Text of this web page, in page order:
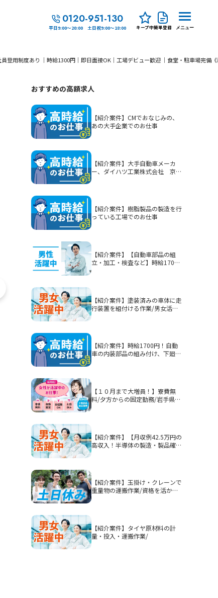
0120-951-130
平日9:00～20:00 土日祝9:00～18:00 キープ中簡単登録 メニュー
登用制度あり ｜時給1300円｜即日面接OK｜工場デビュー歓迎 ｜食堂・駐車場完備
おすすめの高額求人
【紹介案件】CMでおなじみの、
あの大手企業でのお仕事
【紹介案件】大手自動車メーカ
ー、ダイハツ工業株式会社 京都
【紹介案件】樹脂製品の製造を行
っている工場でのお仕事
【紹介案件】【自動車部品の組
立・加工・検査など】時給1700
【紹介案件】塗装済みの車体に走
行装置を組付ける作業/男女活躍
【紹介案件】時給1700円！自動
車の内装部品の組み付け、下廻り
【１０月まで大増員！】寮費無
料/夕方からの固定勤務/岩手県釜
【紹介案件】【月収例42.5万円の
高収入！半導体の製造・製品確
躍【紹介案件】玉掛け・クレーンで
重量物の運搬作業/資格を活かし
【紹介案件】タイヤ原材料の計
量・投入・運搬作業/